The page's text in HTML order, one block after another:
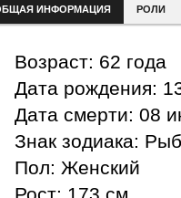
ИНФОРМАЦИЯ РОЛИ
Возраст: 62 года
Дата рождения:
Дата смерти: 08
Знак зодиака:
Пол: Женский